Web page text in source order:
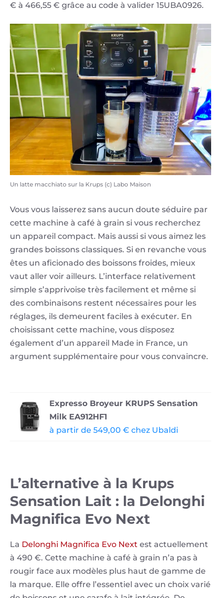
€ à 466,55 € grâce au code à valider 15UBA0926.
Un latte macchiato sur la Krups (c) Labo Maison
Vous vous laisserez sans aucun doute séduire par
cette machine à café à grain si vous recherchez
un appareil compact. Mais aussi si vous aimez les
grandes boissons classiques. Si en revanche vous
êtes un aficionado des boissons froides, mieux
vaut aller voir ailleurs. L’interface relativement
simple s’apprivoise très facilement et même si
des combinaisons restent nécessaires pour les
réglages, ils demeurent faciles à exécuter. En
choisissant cette machine, vous disposez
également d’un appareil Made in France, un
argument supplémentaire pour vous convaincre.
Expresso Broyeur KRUPS Sensation
Milk EA912HF1
à partir de 549,00 € chez Ubaldi
L’alternative à la Krups
Sensation Lait : la Delonghi
Magnifica Evo Next
La Delonghi Magnifica Evo Next est actuellement
à 490 €. Cette machine à café à grain n’a pas à
rougir face aux modèles plus haut de gamme de
la marque. Elle offre l’essentiel avec un choix varié